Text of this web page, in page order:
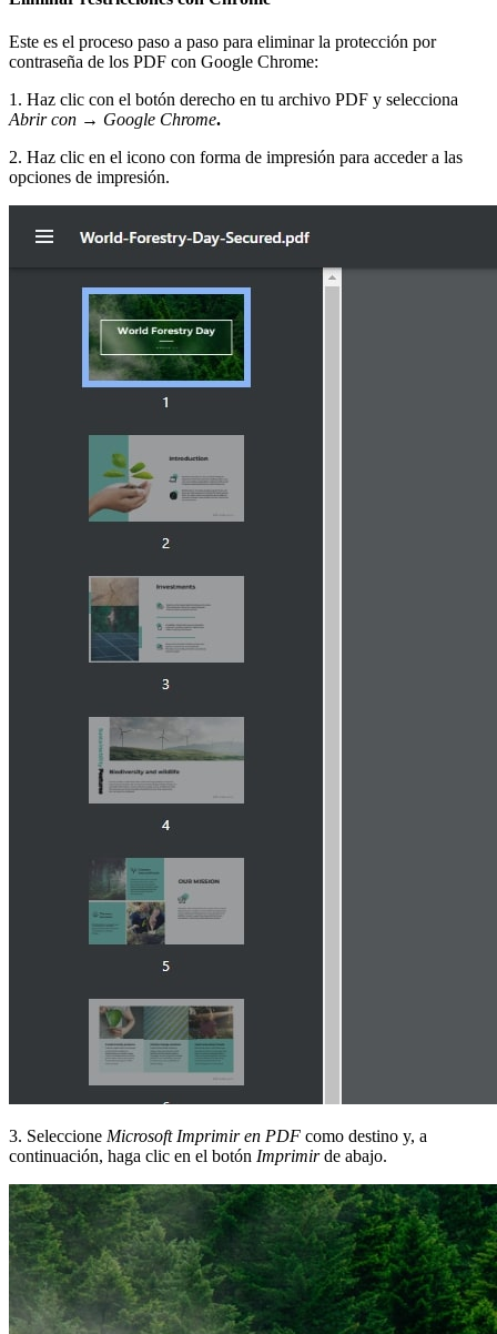
Este es el proceso paso a paso para eliminar la protección por
contraseña de los PDF con Google Chrome:
1. Haz clic con el botón derecho en tu archivo PDF y selecciona
Abrir con → Google Chromе.
2. Haz clic en el icono con forma de impresión para acceder a las
opciones de impresión.
3. Seleccione Microsoft Imprimir en PDF como destino y, a
continuación, haga clic en el botón Imprimirde abajo.